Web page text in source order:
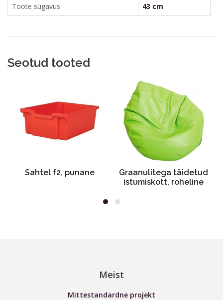
Toote sügavus
43 cm
Seotud tooted
Sahtel f2, punane
Graanulitega täidetud
istumiskott, roheline
Meist
Mittestandardne projekt